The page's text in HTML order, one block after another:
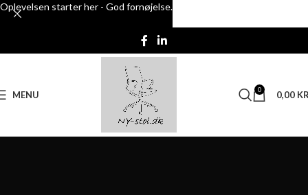
Skip to navigation
MENU 0 0,00
Oplevelsen starter her - God fornøjelse.